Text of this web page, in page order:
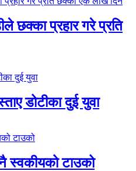
छक्का प्रहार गरे प्रति
डोटीका दुई युवा
स्वकीयको टाउको